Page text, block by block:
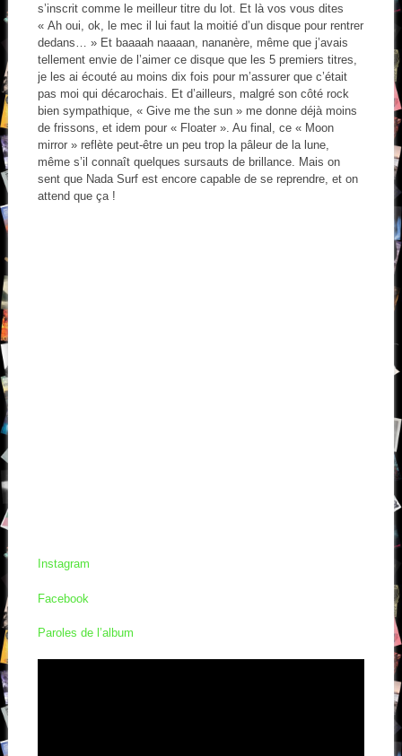
s’inscrit comme le meilleur titre du lot. Et là vos vous dites
« Ah oui, ok, le mec il lui faut la moitié d’un disque pour rentrer
dedans… » Et baaaah naaaan, nananère, même que j’avais
tellement envie de l’aimer ce disque que les 5 premiers titres,
je les ai écouté au moins dix fois pour m’assurer que c’était
pas moi qui décarochais. Et d’ailleurs, malgré son côté rock
bien sympathique, « Give me the sun » me donne déjà moins
de frissons, et idem pour « Floater ». Au final, ce « Moon
mirror » reflète peut-être un peu trop la pâleur de la lune,
même s’il connaît quelques sursauts de brillance. Mais on
sent que Nada Surf est encore capable de se reprendre, et on
attend que ça !
Instagram
Facebook
Paroles de l’album